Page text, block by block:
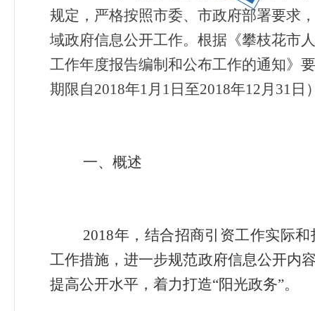
规定，严格按照市委、市政府部署要求
域政府信息公开工作。根据《攀枝花市
工作年度报告编制和公布工作的通知》
期限自2018年1月1日至2018年12月31日
一、概述
2018年，结合招商引资工作实际
工作措施，进一步规范政府信息公开内
提高公开水平，着力打造“阳光政务”。